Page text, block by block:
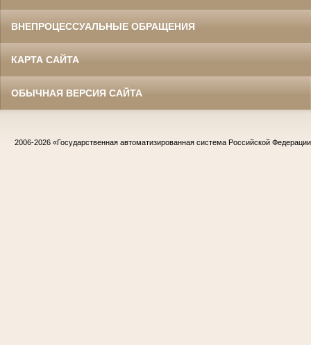
ВНЕПРОЦЕССУАЛЬНЫЕ ОБРАЩЕНИЯ
КАРТА САЙТА
ОБЫЧНАЯ ВЕРСИЯ САЙТА
2006-2026 «Государственная автоматизированная система Российской